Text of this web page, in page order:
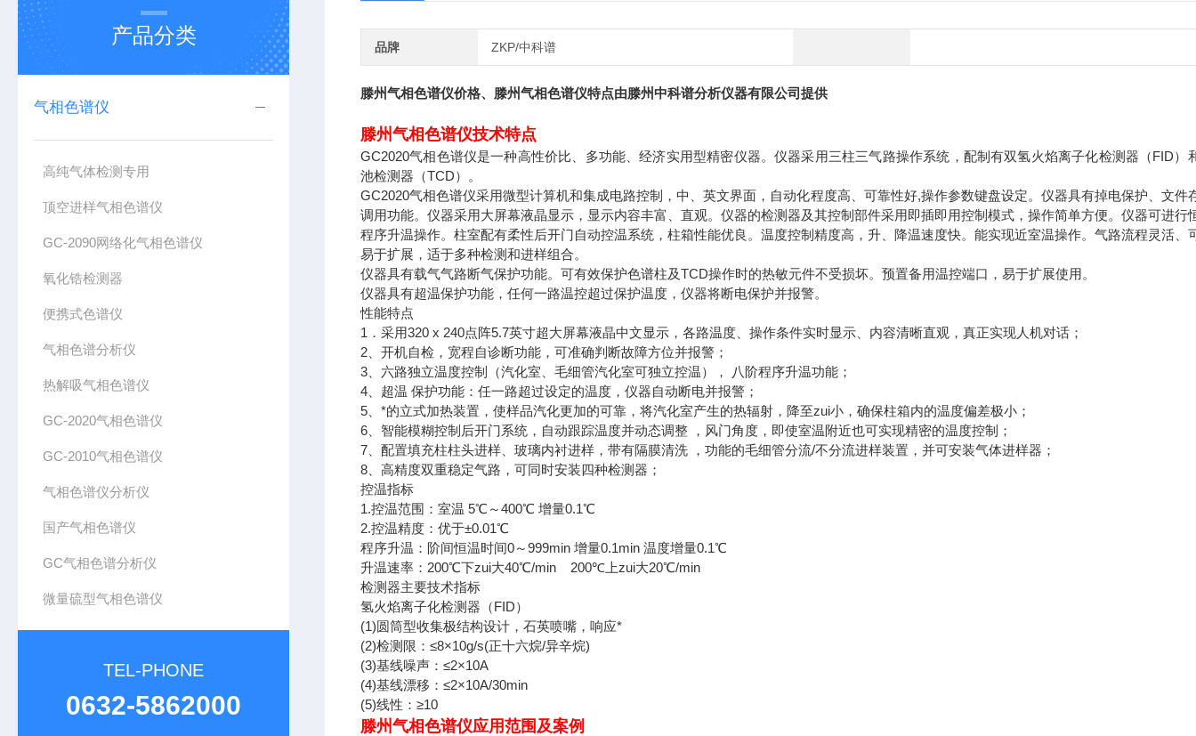
产品分类
气相色谱仪
高纯气体检测专用
顶空进样气相色谱仪
GC-2090网络化气相色谱仪
氧化锆检测器
便携式色谱仪
气相色谱分析仪
热解吸气相色谱仪
GC-2020气相色谱仪
GC-2010气相色谱仪
气相色谱仪分析仪
国产气相色谱仪
GC气相色谱分析仪
微量硫型气相色谱仪
TEL-PHONE
0632-5862000
品牌 ZKP/中科谱
滕州气相色谱仪价格、滕州气相色谱仪特点由滕州中科谱分析仪器有限公司提供
滕州气相色谱仪技术特点
GC2020气相色谱仪是一种高性价比、多功能、经济实用型精密仪器。仪器采用三柱三气路操作系统，配制有双氢火焰离子化检测器（FID）
池检测器（TCD）。
GC2020气相色谱仪采用微型计算机和集成电路控制，中、英文界面，自动化程度高、可靠性好,操作参数键盘设定。仪器具有掉电保护、文件
调用功能。仪器采用大屏幕液晶显示，显示内容丰富、直观。仪器的检测器及其控制部件采用即插即用控制模式，操作简单方便。仪器可进行
程序升温操作。柱室配有柔性后开门自动控温系统，柱箱性能优良。温度控制精度高，升、降温速度快。能实现近室温操作。气路流程灵活、
易于扩展，适于多种检测和进样组合。
仪器具有载气气路断气保护功能。可有效保护色谱柱及TCD操作时的热敏元件不受损坏。预置备用温控端口，易于扩展使用。
仪器具有超温保护功能，任何一路温控超过保护温度，仪器将断电保护并报警。
性能特点
1．采用320 x 240点阵5.7英寸超大屏幕液晶中文显示，各路温度、操作条件实时显示、内容清晰直观，真正实现人机对话；
2、开机自检，宽程自诊断功能，可准确判断故障方位并报警；
3、六路独立温度控制（汽化室、毛细管汽化室可独立控温）， 八阶程序升温功能；
4、超温 保护功能：任一路超过设定的温度，仪器自动断电并报警；
5、*的立式加热装置，使样品汽化更加的可靠，将汽化室产生的热辐射，降至zui小，确保柱箱内的温度偏差极小；
6、智能模糊控制后开门系统，自动跟踪温度并动态调整 ，风门角度，即使室温附近也可实现精密的温度控制；
7、配置填充柱柱头进样、玻璃内衬进样，带有隔膜清洗 ，功能的毛细管分流/不分流进样装置，并可安装气体进样器；
8、高精度双重稳定气路，可同时安装四种检测器；
控温指标
1.控温范围：室温 5℃～400℃ 增量0.1℃
2.控温精度：优于±0.01℃
程序升温：阶间恒温时间0～999min 增量0.1min 温度增量0.1℃
升温速率：200℃下zui大40℃/min 200℃上zui大20℃/min
检测器主要技术指标
氢火焰离子化检测器（FID）
(1)圆筒型收集极结构设计，石英喷嘴，响应*
(2)检测限：≤8×10g/s(正十六烷/异辛烷)
(3)基线噪声：≤2×10A
(4)基线漂移：≤2×10A/30min
(5)线性：≥10
滕州气相色谱仪应用范围及案例